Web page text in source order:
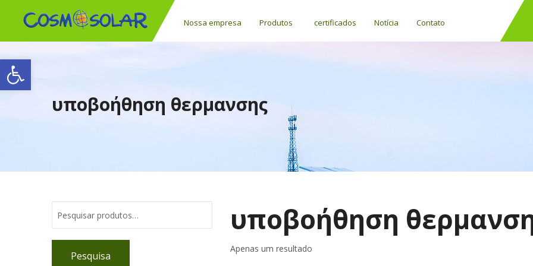
Open toolbar
Nossa empresa Produtos certificados Notícia Contato
υποβοήθηση θερμανσης
Pesquisa
υποβοήθηση
Apenas um resultado